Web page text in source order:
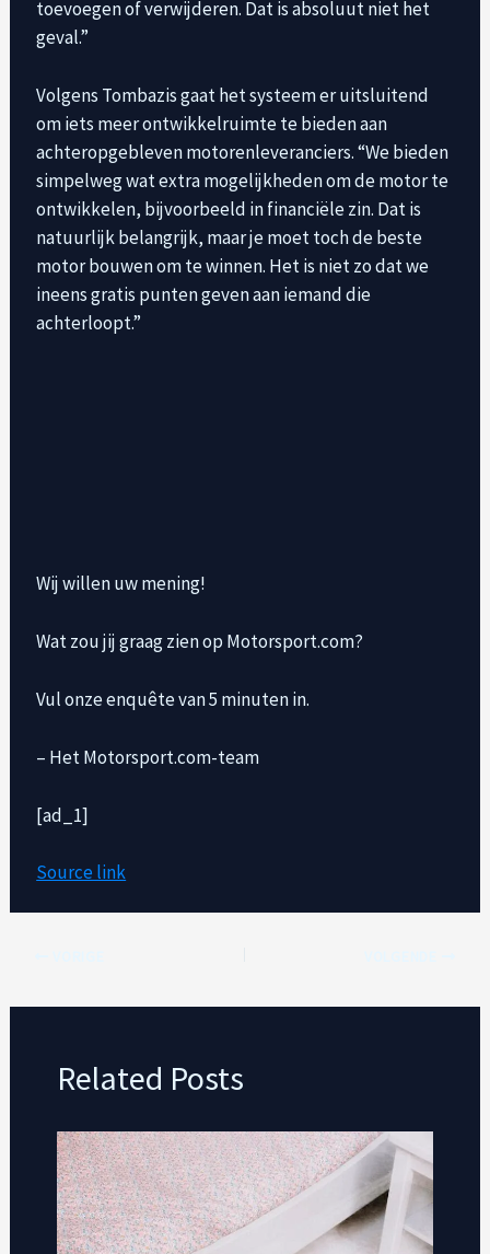
toevoegen of verwijderen. Dat is absoluut niet het
geval.”
Volgens Tombazis gaat het systeem er uitsluitend
om iets meer ontwikkelruimte te bieden aan
achteropgebleven motorenleveranciers. “We bieden
simpelweg wat extra mogelijkheden om de motor te
ontwikkelen, bijvoorbeeld in financiële zin. Dat is
natuurlijk belangrijk, maar je moet toch de beste
motor bouwen om te winnen. Het is niet zo dat we
ineens gratis punten geven aan iemand die
achterloopt.”
Wij willen uw mening!
Wat zou jij graag zien op Motorsport.com?
Vul onze enquête van 5 minuten in.
– Het Motorsport.com-team
[ad_1]
Source link
Related Posts